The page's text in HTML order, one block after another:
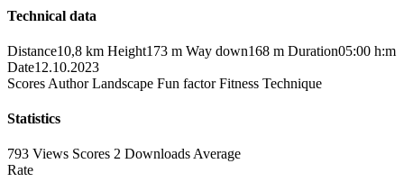
Technical data
Distance10,8 km Height173 m Way down168 m Duration05:00 h:m
Date12.10.2023
Scores Author Landscape Fun factor Fitness Technique
Statistics
793 Views Scores 2 Downloads Average
Rate